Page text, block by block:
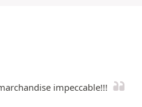
impeccable!!!